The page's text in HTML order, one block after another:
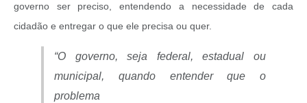
governo ser preciso, entendendo a necessidade de cada
cidadão e entregar o que ele precisa ou quer.
“O governo, seja federal, estadual ou
municipal, quando entender que o
problema